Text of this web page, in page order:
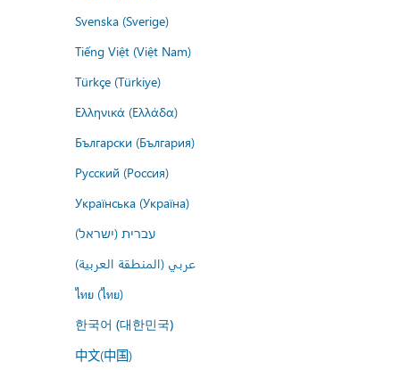
Svenska (Sverige)
Tiếng Việt (Việt Nam)
Türkçe (Türkiye)
Ελληνικά (Ελλάδα)
Български (България)
Русский (Россия)
Українська (Україна)
עברית (ישראל)
عربي (المنطقة العربية)
ไทย (ไทย)
한국어 (대한민국)
中文(中国)